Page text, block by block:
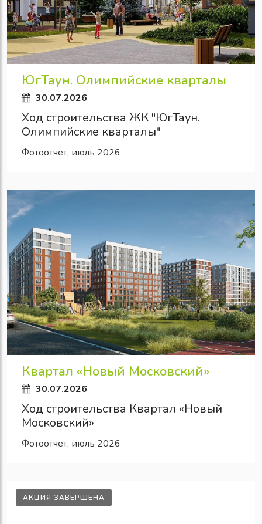
ЮгТаун. Олимпийские кварталы
30.07.2026
Ход строительства ЖК "ЮгТаун.
Олимпийские кварталы"
Фотоотчет, июль 2026
Квартал «Новый Московский»
30.07.2026
Ход строительства Квартал «Новый
Московский»
Фотоотчет, июль 2026
АКЦИЯ ЗАВЕРШЕНА